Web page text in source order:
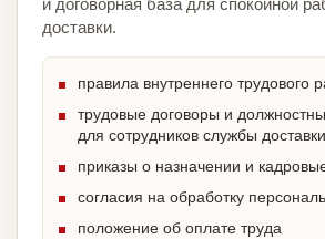
и договорная база для спокойной
доставки.
правила внутреннего трудового
трудовые договоры и
для сотрудников службы доставки
приказы о назначении и
согласия на обработку
положение об оплате труда